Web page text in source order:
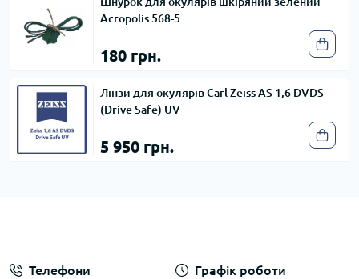
Acropolis 568-5
180 грн.
Лінзи для окулярів Carl Zeiss AS 1,6 DVDS
(Drive Safe) UV
5 950 грн.
Телефони Графік роботи